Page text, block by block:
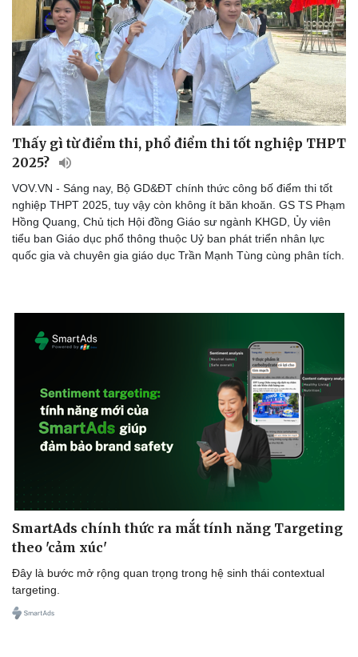
Thấy gì từ điểm thi, phổ điểm thi tốt nghiệp THPT
2025?
VOV.VN - Sáng nay, Bộ GD&ĐT chính thức công bố điểm thi tốt
nghiệp THPT 2025, tuy vậy còn không ít băn khoăn. GS TS Phạm
Hồng Quang, Chủ tịch Hội đồng Giáo sư ngành KHGD, Ủy viên
tiểu ban Giáo dục phổ thông thuộc Uỷ ban phát triển nhân lực
quốc gia và chuyên gia giáo dục Trần Mạnh Tùng cùng phân tích.
SmartAds chính thức ra mắt tính năng Targeting
theo 'cảm xúc'
Đây là bước mở rộng quan trọng trong hệ sinh thái contextual
targeting.